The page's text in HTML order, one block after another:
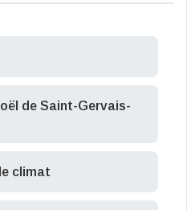
de Saint-Gervais-
climat